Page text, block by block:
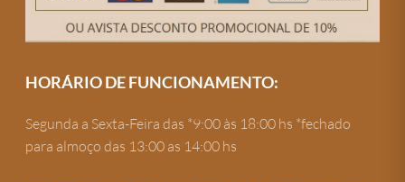
HORÁRIO DE FUNCIONAMENTO:
Segunda a Sexta-Feira das *9:00 às 18:00 hs *fechado
para almoço das 13:00 as 14:00 hs